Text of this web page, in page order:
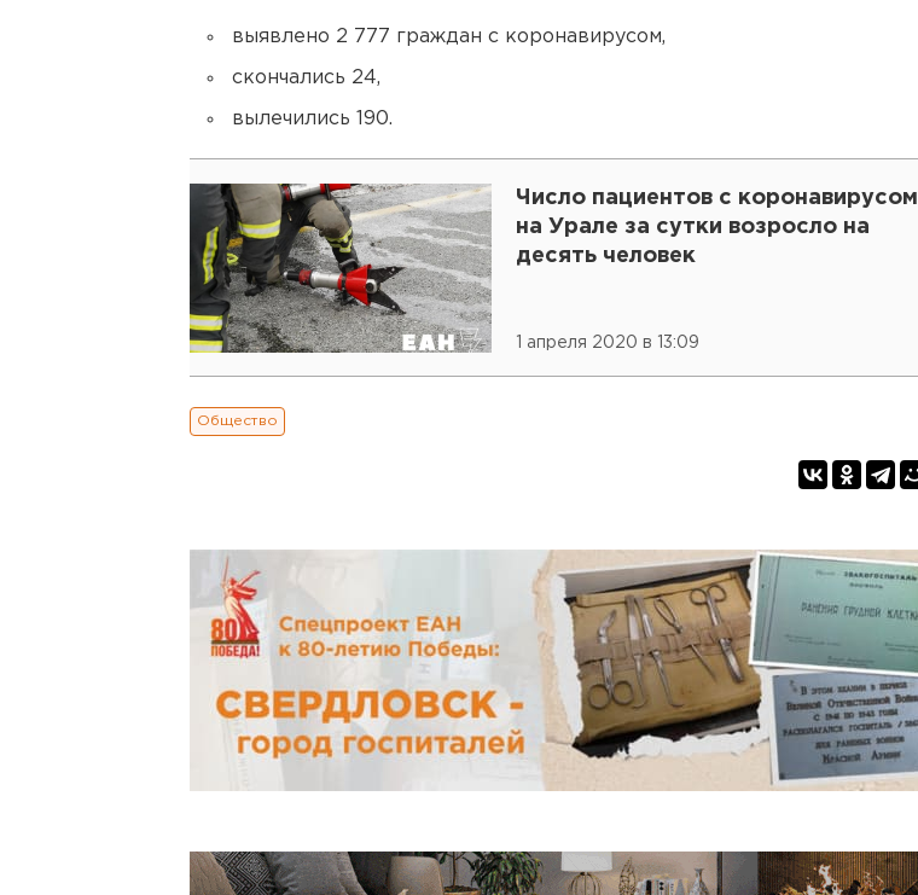
выявлено 2 777 граждан с коронавирусом,
скончались 24,
вылечились 190.
Число пациентов с коронавирусом
на Урале за сутки возросло на
десять человек
1 апреля 2020 в 13:09
Общество